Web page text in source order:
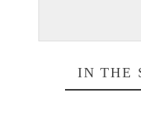
IN THE